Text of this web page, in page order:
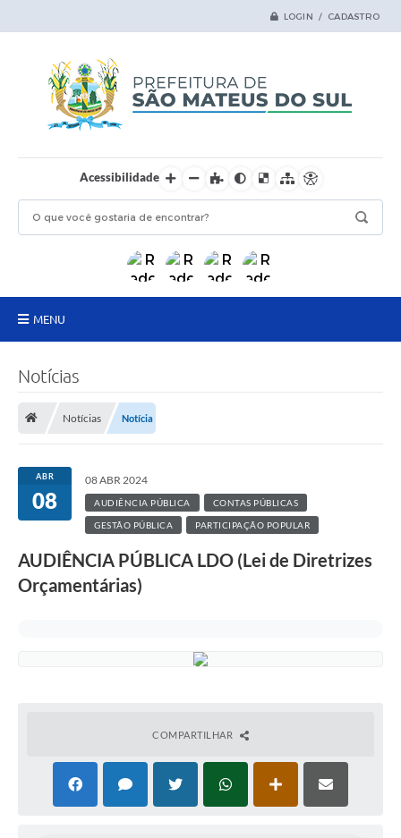
LOGIN / CADASTRO
Acessibilidade
MENU
Transparência
Secretarias
Ouvidoria
PROGRAMA DE INCUBAÇÃO DA INCUBADORA DE STARTUPS
INOVA_SÃO MATEUS DO SUL
Notícias
Notícias Notícia
ABR
08
08 ABR 2024
AUDIÊNCIA PÚBLICA CONTAS PÚBLICAS
GESTÃO PÚBLICA PARTICIPAÇÃO POPULAR
AUDIÊNCIA PÚBLICA LDO (Lei de Diretrizes
Orçamentárias)
COMPARTILHAR